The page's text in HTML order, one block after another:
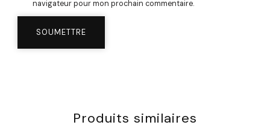
navigateur pour mon prochain commentaire.
Produits similaires